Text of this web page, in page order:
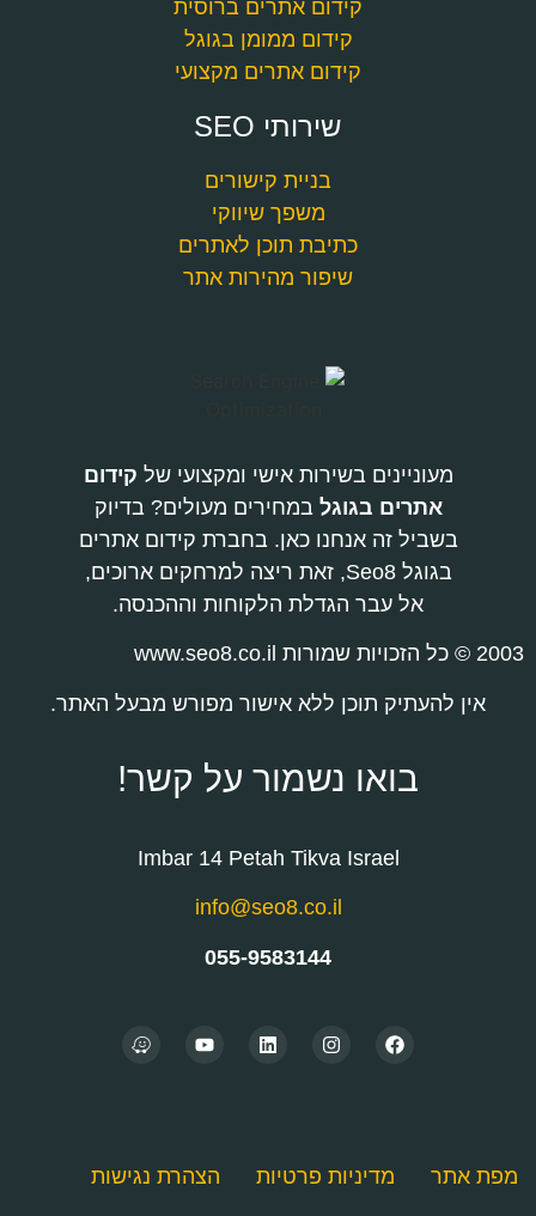
קידום אתרים ברוסית
קידום ממומן בגוגל
קידום אתרים מקצועי
שירותי SEO
בניית קישורים
משפך שיווקי
כתיבת תוכן לאתרים
שיפור מהירות אתר
מעוניינים בשירות אישי ומקצועי של קידום
אתרים בגוגל במחירים מעולים? בדיוק
בשביל זה אנחנו כאן. בחברת קידום אתרים
בגוגל Seo8, זאת ריצה למרחקים ארוכים,
אל עבר הגדלת הלקוחות וההכנסה.
2003 © כל הזכויות שמורות www.seo8.co.il
אין להעתיק תוכן ללא אישור מפורש מבעל האתר.
בואו נשמור על קשר!
Imbar 14 Petah Tikva Israel
info@seo8.co.il
055-9583144
מפת אתר מדיניות פרטיות הצהרת נגישות